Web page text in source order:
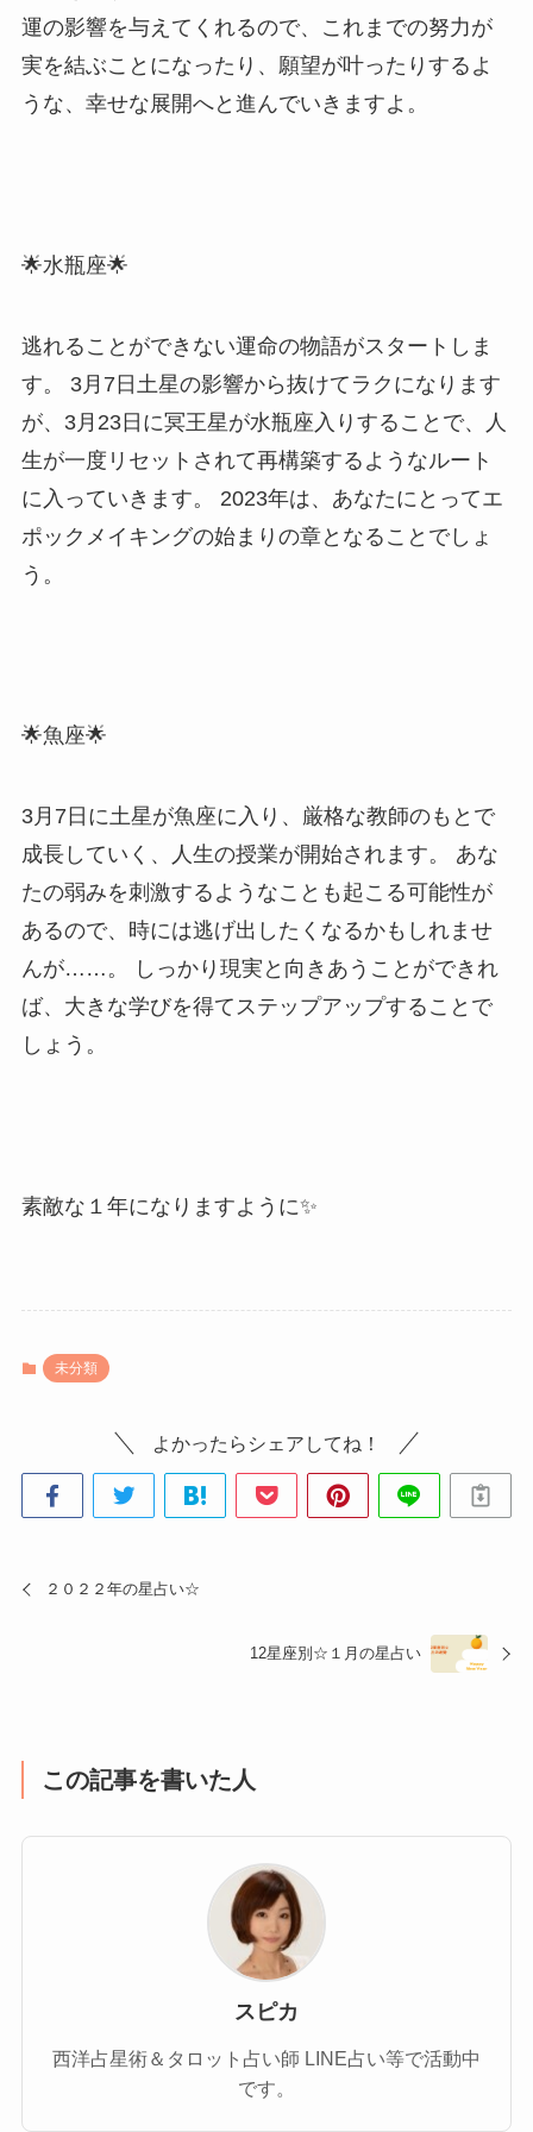
運の影響を与えてくれるので、これまでの努力が
実を結ぶことになったり、願望が叶ったりするよ
うな、幸せな展開へと進んでいきますよ。
🌟水瓶座🌟
逃れることができない運命の物語がスタートしま
す。 3月7日土星の影響から抜けてラクになります
が、3月23日に冥王星が水瓶座入りすることで、人
生が一度リセットされて再構築するようなルート
に入っていきます。 2023年は、あなたにとってエ
ポックメイキングの始まりの章となることでしょ
う。
🌟魚座🌟
3月7日に土星が魚座に入り、厳格な教師のもとで
成長していく、人生の授業が開始されます。 あな
たの弱みを刺激するようなことも起こる可能性が
あるので、時には逃げ出したくなるかもしれませ
んが……。 しっかり現実と向きあうことができれ
ば、大きな学びを得てステップアップすることで
しょう。
素敵な１年になりますように✨
未分類
よかったらシェアしてね！
２０２２年の星占い☆
12星座別☆１月の星占い
この記事を書いた人
スピカ
西洋占星術＆タロット占い師 LINE占い等で活動中
です。